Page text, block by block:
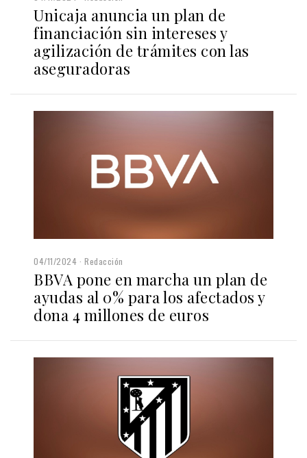
Unicaja anuncia un plan de
financiación sin intereses y
agilización de trámites con las
aseguradoras
04/11/2024 Redacción
BBVA pone en marcha un plan de
ayudas al 0% para los afectados y
dona 4 millones de euros